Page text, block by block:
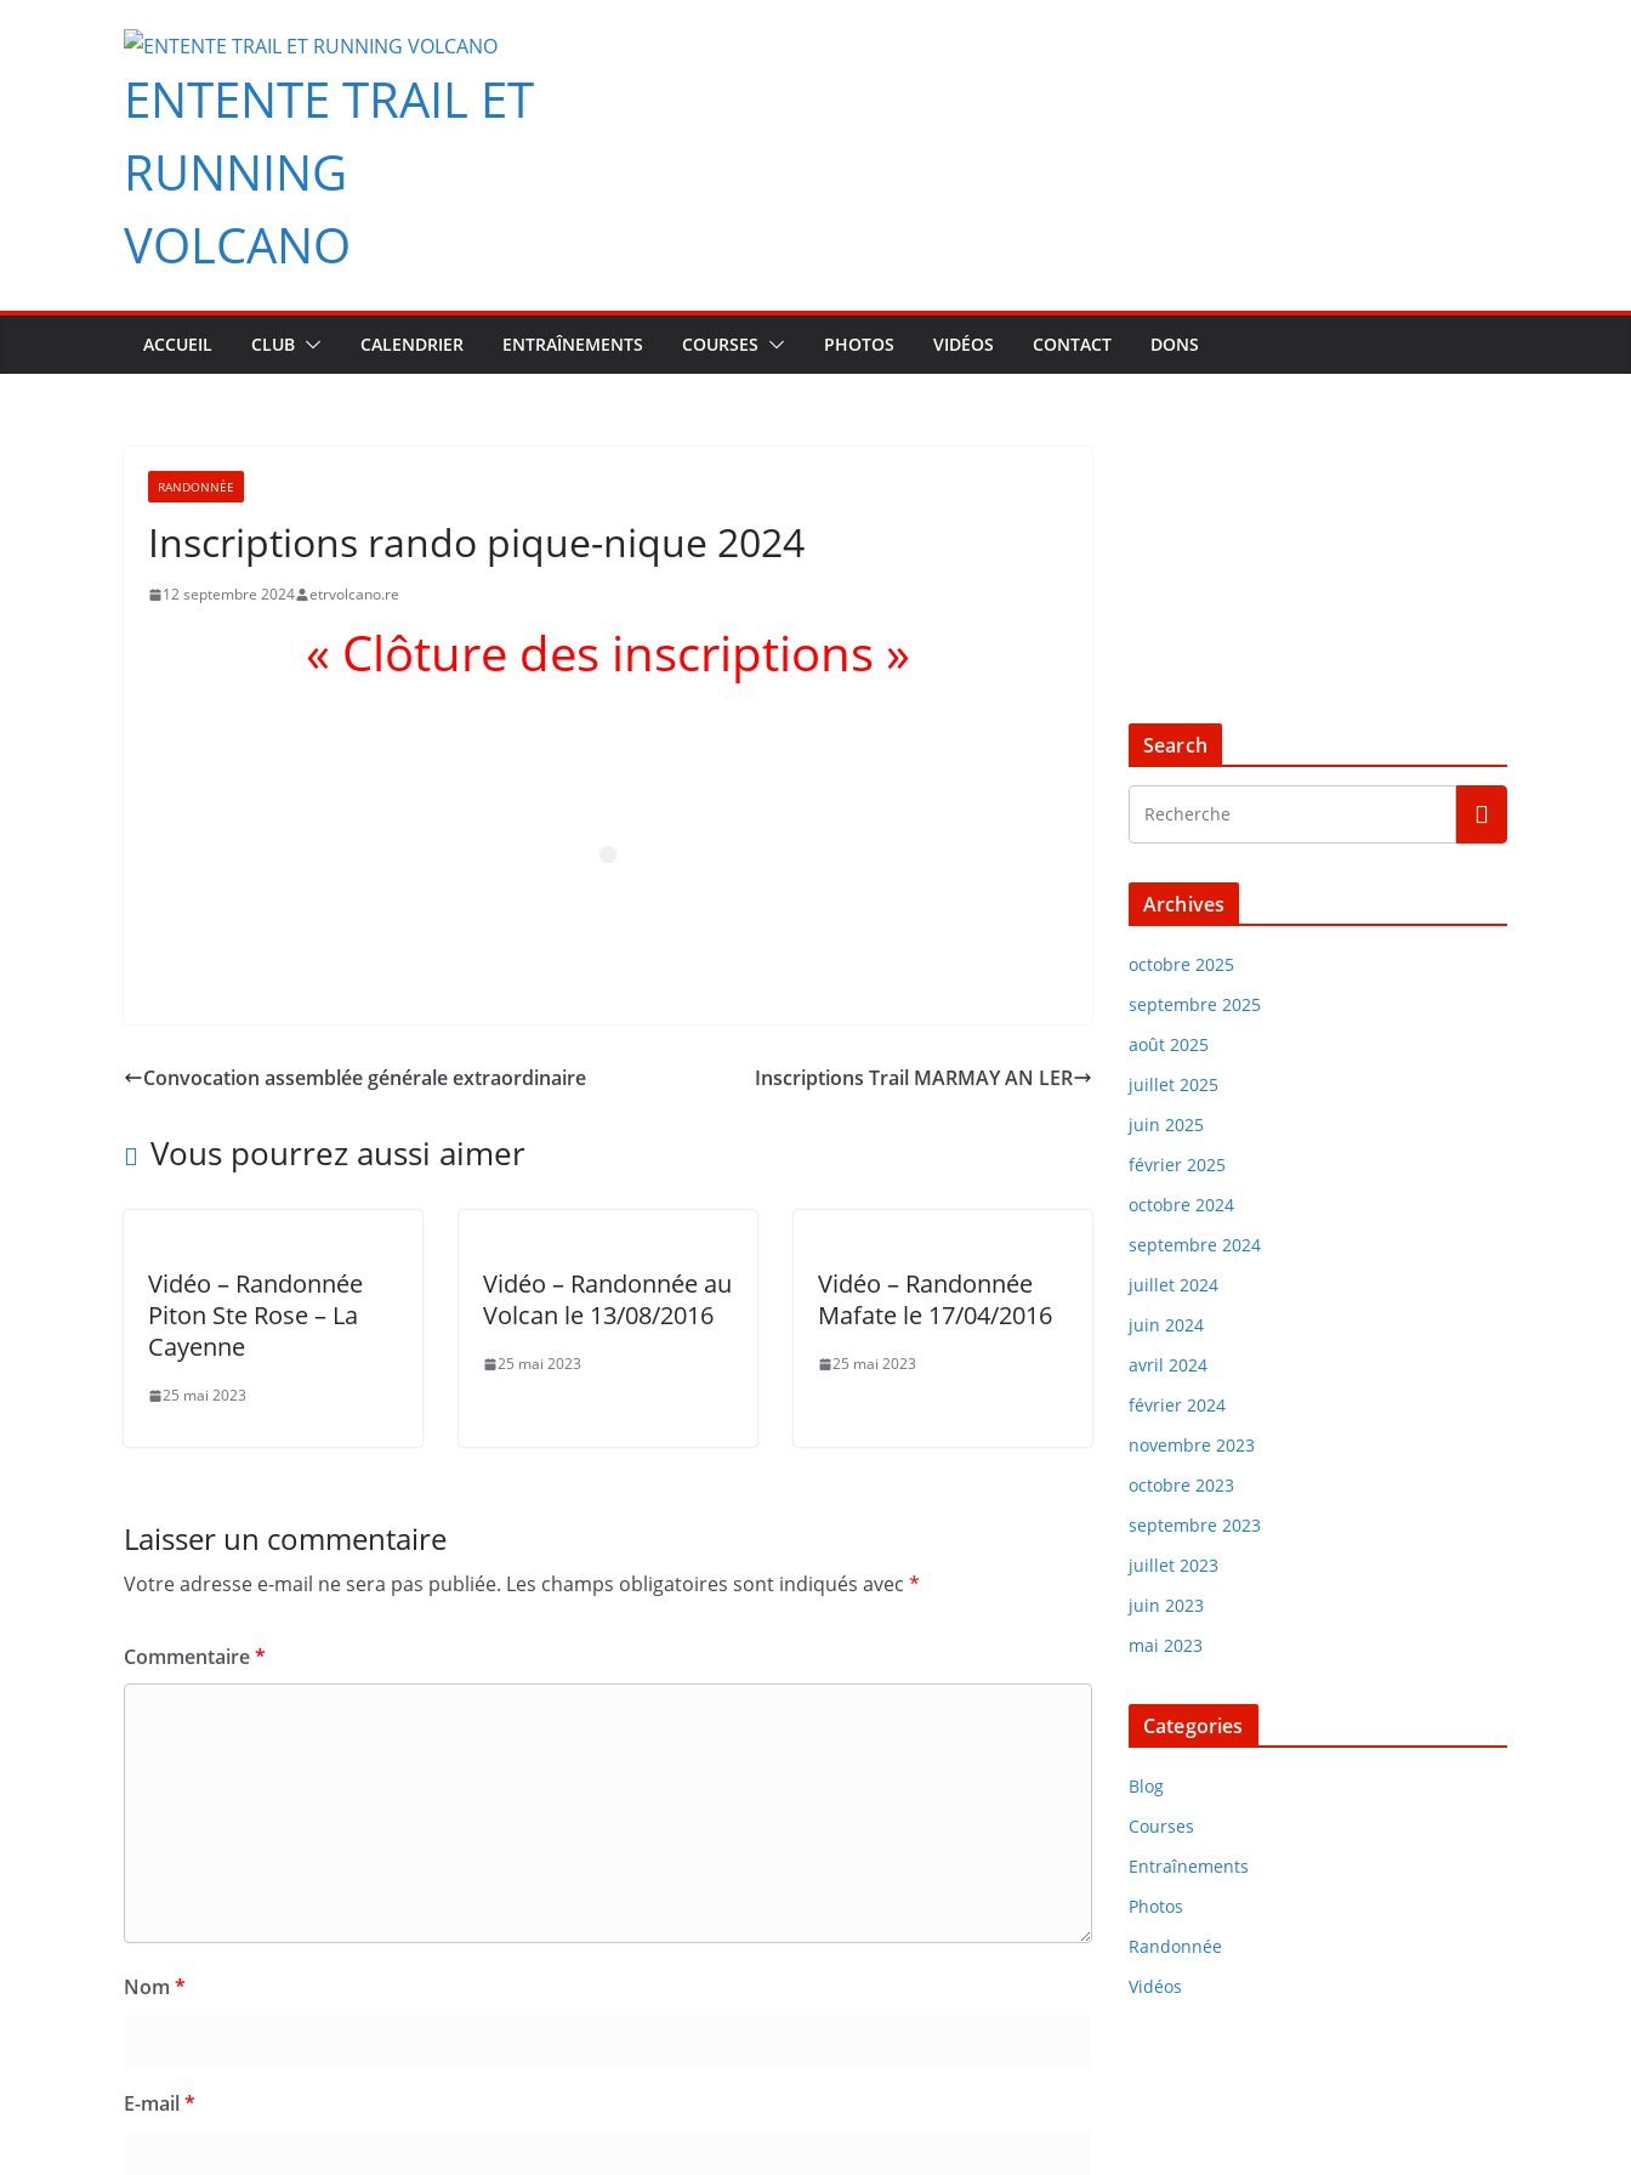
ENTENTE TRAIL ET
RUNNING
VOLCANO
ACCUEIL CLUB CALENDRIER ENTRAÎNEMENTS COURSES PHOTOS VIDÉOS CONTACT DONS
RANDONNÉE
Inscriptions rando pique-nique 2024
12 septembre 2024 etrvolcano.re
« Clôture des inscriptions »
Convocation assemblée générale extraordinaire Inscriptions Trail MARMAY AN LER
Vous pourrez aussi aimer
Vidéo – Randonnée
Piton Ste Rose – La
Cayenne
25 mai 2023
Vidéo – Randonnée au
Volcan le 13/08/2016
25 mai 2023
Vidéo – Randonnée
Mafate le 17/04/2016
25 mai 2023
Laisser un commentaire
Votre adresse e-mail ne sera pas publiée. Les champs obligatoires sont indiqués avec *
Commentaire*
Nom *
E-mail*
Search
Archives
octobre 2025
septembre 2025
août 2025
juillet 2025
juin 2025
février 2025
octobre 2024
septembre 2024
juillet 2024
juin 2024
avril 2024
février 2024
novembre 2023
octobre 2023
septembre 2023
juillet 2023
juin 2023
mai 2023
Categories
Blog
Courses
Entraînements
Photos
Randonnée
Vidéos